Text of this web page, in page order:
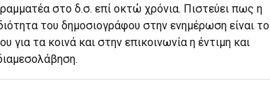
στο δ.σ. επί οκτώ χρόνια. Πιστεύει πως η
του δημοσιογράφου στην ενημέρωση είναι το
για τα κοινά και στην επικοινωνία η έντιμη και